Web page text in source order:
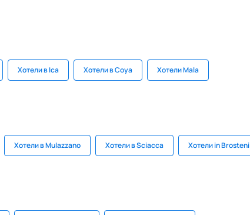
Хотели в Ica Хотели в Coya Хотели Mala
Хотели в Mulazzano Хотели в Sciacca Хотели in Brosteni